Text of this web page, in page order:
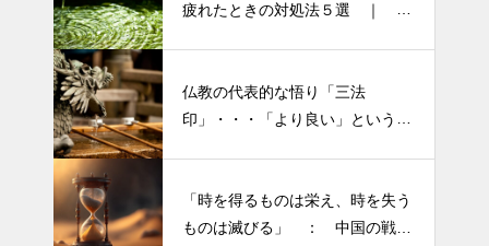
疲れたときの対処法５選 ｜ 心
仏教の代表的な悟り「三法
印」・・・「より良い」という気
「時を得るものは栄え、時を失う
ものは滅びる」 ： 中国の戦国
半年ぶりの投稿です・・・さぼ
り癖がついてしまって・・・恥
ずかしぃ～ (〃ﾉωﾉ)
2026 今年初めての投稿・・・